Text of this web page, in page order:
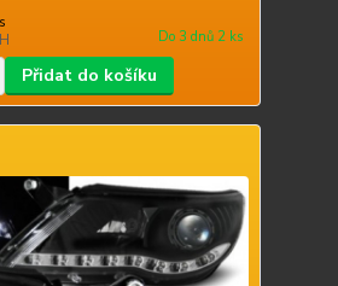
Do 3 dnů 2 ks
Přidat do košíku